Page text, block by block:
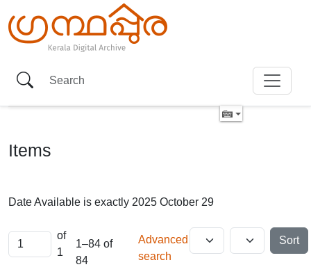
Items
Date Available is exactly 2025 October 29
of
1
1–84 of
84
Advanced
search
Sort